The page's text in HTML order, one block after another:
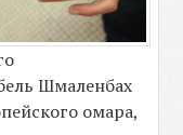
Шмаленбах
омара,